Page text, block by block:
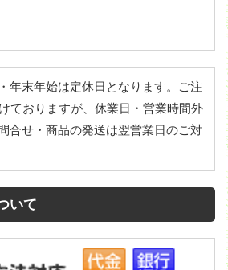
年末年始は定休日となります。ご注
ておりますが、休業日・営業時間外
合せ・商品の発送は翌営業日のご対
いて